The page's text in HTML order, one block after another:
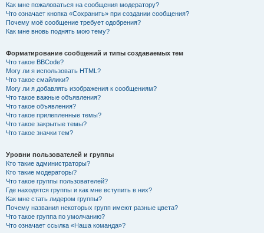
Как мне пожаловаться на сообщения модератору?
Что означает кнопка «Сохранить» при создании сообщения?
Почему моё сообщение требует одобрения?
Как мне вновь поднять мою тему?
Форматирование сообщений и типы создаваемых тем
Что такое BBCode?
Могу ли я использовать HTML?
Что такое смайлики?
Могу ли я добавлять изображения к сообщениям?
Что такое важные объявления?
Что такое объявления?
Что такое прилепленные темы?
Что такое закрытые темы?
Что такое значки тем?
Уровни пользователей и группы
Кто такие администраторы?
Кто такие модераторы?
Что такое группы пользователей?
Где находятся группы и как мне вступить в них?
Как мне стать лидером группы?
Почему названия некоторых групп имеют разные цвета?
Что такое группа по умолчанию?
Что означает ссылка «Наша команда»?